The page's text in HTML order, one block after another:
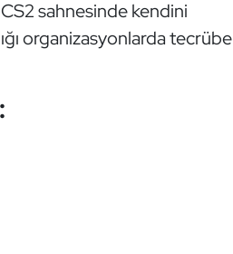
sahnesinde kendini
organizasyonlarda tecrübe